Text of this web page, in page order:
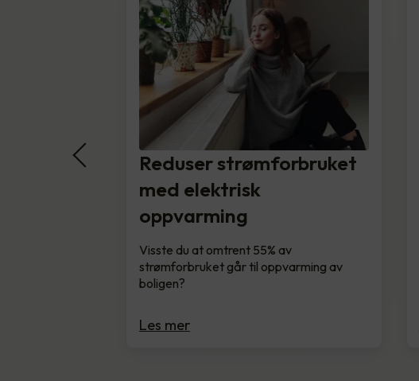
Reduser strømforbruket
med elektrisk
oppvarming
Visste du at omtrent 55% av
strømforbruket går til oppvarming av
boligen?
Les mer